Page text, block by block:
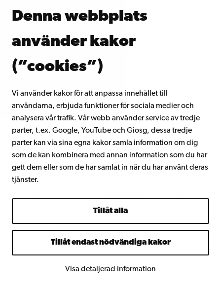
Denna webbplats
använder kakor
(”cookies”)
Vi använder kakor för att anpassa innehållet till
användarna, erbjuda funktioner för sociala medier och
analysera vår trafik. Vår webb använder service av tredje
parter, t.ex. Google, YouTube och Giosg, dessa tredje
parter kan via sina egna kakor samla information om dig
som de kan kombinera med annan information som du har
gett dem eller som de har samlat in när du har använt deras
tjänster.
Tillåt alla
Tillåt endast nödvändiga kakor
Visa detaljerad information
LOCA
L_ST
GE_I
o_lsid
Issuu
Registers
statistical
on the
website.
Used for
internal
operator.
numb
er(#)
widg
et.sn
Used to
track user’s
Ses
sion